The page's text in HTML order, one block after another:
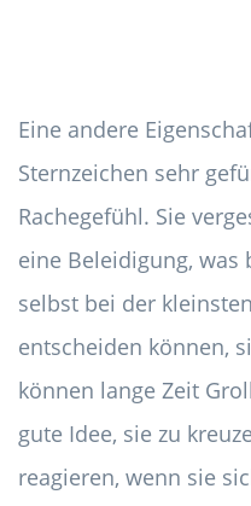
Eine andere
Sternzeichen sehr
Rachegefühl. Sie
eine Beleidigung, was
selbst bei der
entscheiden können,
können lange Zeit
gute Idee, sie zu
reagieren, wenn sie